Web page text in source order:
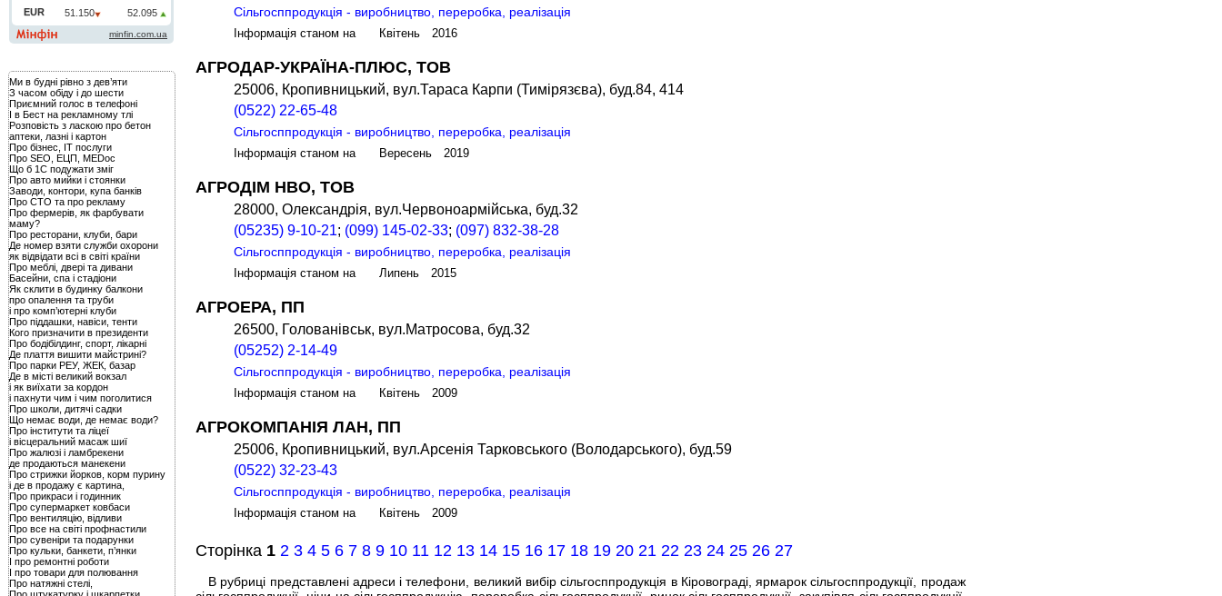
Ми в будні рівно з дев’яти
З часом обіду і до шести
Приємний голос в телефоні
І в Бест на рекламному тлі
Розповість з ласкою про бетон
аптеки, лазні і картон
Про бізнес, IT послуги
Про SEO, ЕЦП, MEDoc
Що б 1С подужати зміг
Про авто мийки і стоянки
Заводи, контори, купа банків
Про СТО та про рекламу
Про фермерів, як фарбувати
маму?
Про ресторани, клуби, бари
Де номер взяти служби охорони
як відвідати всі в світі країни
Про меблі, двері та дивани
Басейни, спа і стадіони
Як склити в будинку балкони
про опалення та труби
і про комп’ютерні клуби
Про піддашки, навіси, тенти
Кого призначити в президенти
Про бодібілдинг, спорт, лікарні
Де плаття вишити майстрині?
Про парки РЕУ, ЖЕК, базар
Де в місті великий вокзал
і як виїхати за кордон
і пахнути чим і чим поголитися
Про школи, дитячі садки
Що немає води, де немає води?
Про інститути та ліцеї
і вісцеральний масаж шиї
Про жалюзі і ламбрекени
де продаються манекени
Про стрижки йорков, корм пурину
і де в продажу є картина,
Про прикраси і годинник
Про супермаркет ковбаси
Про вентиляцію, відливи
Про все на світі профнастили
Про сувеніри та подарунки
Про кульки, банкети, п’янки
І про ремонтні роботи
І про товари для полювання
Про натяжні стелі,
Сільгосппродукція - виробництво, переробка, реалізація
Інформація станом на Квітень 2016
АГРОДАР-УКРАЇНА-ПЛЮС, ТОВ
25006, Кропивницький, вул.Тараса Карпи (Тимірязєва), буд.84, 414
(0522) 22-65-48
Сільгосппродукція - виробництво, переробка, реалізація
Інформація станом на Вересень 2019
АГРОДІМ НВО, ТОВ
28000, Олександрія, вул.Червоноармійська, буд.32
(05235) 9-10-21; (099) 145-02-33; (097) 832-38-28
Сільгосппродукція - виробництво, переробка, реалізація
Інформація станом на Липень 2015
АГРОЕРА, ПП
26500, Голованівськ, вул.Матросова, буд.32
(05252) 2-14-49
Сільгосппродукція - виробництво, переробка, реалізація
Інформація станом на Квітень 2009
АГРОКОМПАНІЯ ЛАН, ПП
25006, Кропивницький, вул.Арсенія Тарковського (Володарського), буд.59
(0522) 32-23-43
Сільгосппродукція - виробництво, переробка, реалізація
Інформація станом на Квітень 2009
Сторінка 12 3 4 5 6 7 8 9 10 11 12 13 14 15 16 17 18 19 20 21 22 23 24 25 26 27
В рубриці представлені адреси і телефони, великий вибір сільгосппродукція в Кіровограді, ярмарок сільгосппродукції, продаж